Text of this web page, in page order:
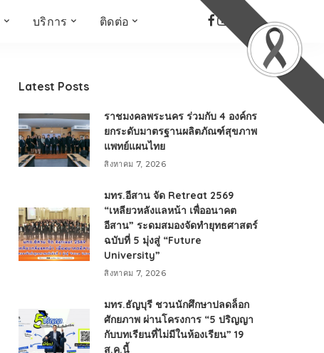
KIDs
TWO TONE TALK
RMUTT NEWS พิกัดข่าว
เด่น
ALL AROUND THE
WORLD
กรอบข่าวรอบสัปดาห์
มุมมองข่าว
ที่นี่RMUT
บริการ ติดต่อ
Latest Posts
ราชมงคลพระนคร ร่วมกับ 4 องค์กร
ยกระดับมาตรฐานผลิตภัณฑ์สุขภาพ
แพทย์แผนไทย
สิงหาคม 7, 2026
มทร.อีสาน จัด Retreat 2569
“เหลียวหลังแลหน้า เพื่ออนาคต
อีสาน” ระดมสมองจัดทำยุทธศาสตร์
ฉบับที่ 5 มุ่งสู่ “Future
University”
สิงหาคม 7, 2026
มทร.ธัญบุรี ชวนนักศึกษาปลดล็อก
ศักยภาพ ผ่านโครงการ “5 ปริญญา
กับบทเรียนที่ไม่มีในห้องเรียน” 19
ส.ค.นี้